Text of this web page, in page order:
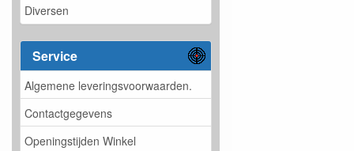
Diversen
Service
Algemene leveringsvoorwaarden.
Contactgegevens
Openingstijden Winkel